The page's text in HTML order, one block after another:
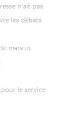
n’ait pas
les débats,
mars et
le service